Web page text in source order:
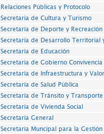
Relaciones Públicas y Protocolo
Secretaría de Cultura y Turismo
Secretaría de Deporte y Recreación
Secretaría de Desarrollo Territorial
Secretaría de Educación
Secretaria de Gobierno Convivencia
Secretaría de Infraestructura y
Secretaría de Salud Pública
Secretaría de Tránsito y Transporte
Secretaría de Vivienda Social
Secretaría General
Secretaría Muncipal para la